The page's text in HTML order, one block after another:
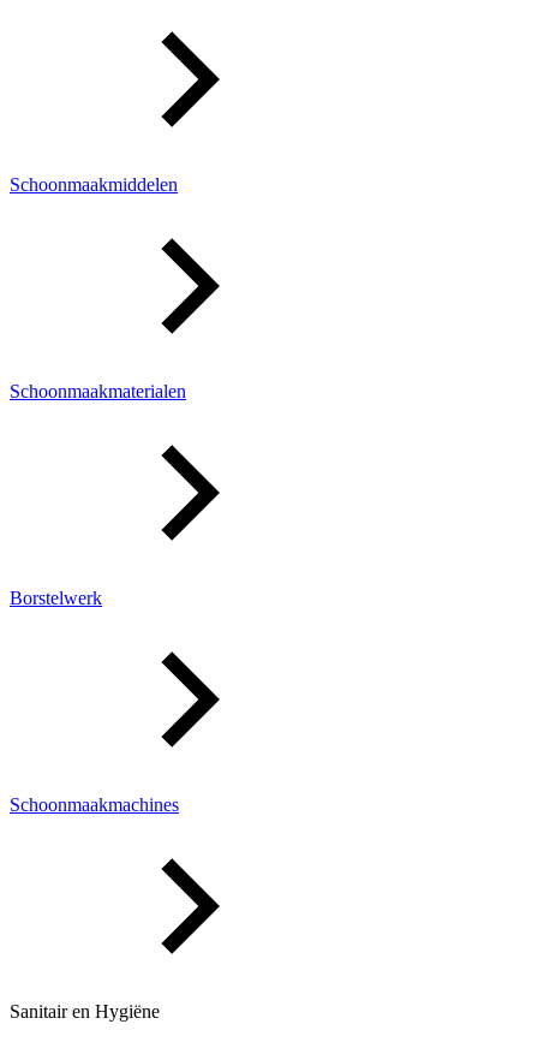
Schoonmaakmiddelen
Schoonmaakmaterialen
Borstelwerk
Schoonmaakmachines
Sanitair en Hygiëne